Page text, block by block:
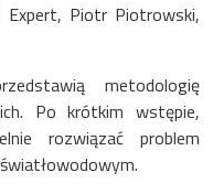
Expert, Piotr Piotrowski,
metodologię
Po krótkim wstępie,
rozwiązać problem